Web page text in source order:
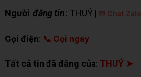
Người đăng tin: THUÝ | ✉ Chat Zalo
Gọi điện: 📞 Gọi ngay
Tất cả tin đã đăng của: THUÝ ➤